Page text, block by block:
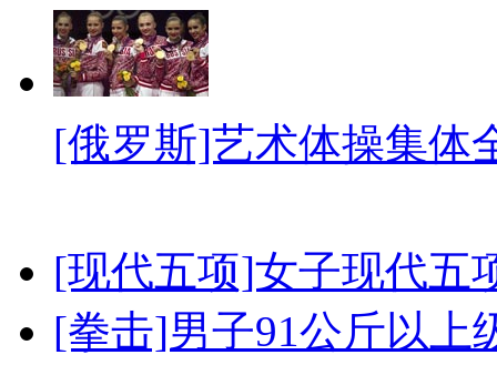
[俄罗斯]艺术体操集体
[现代五项]女子现代五
[拳击]男子91公斤以上